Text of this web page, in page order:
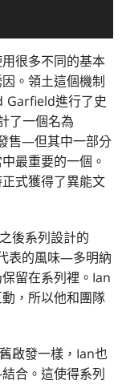
很多不同的基本
。領土這個機制
Garfield進行了史
了一個名為
售—但其中一部分
最重要的一個。
式獲得了異能文
後系列設計的
表的風味—多明納
留在系列裡。Ian
，所以他和團隊
啟發一樣，Ian也
合。這使得系列